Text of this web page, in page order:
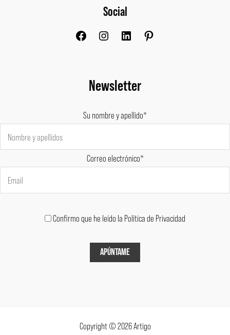
Social
FacebookInstagram
Newsletter
Su nombre y apellido*
Correo electrónico*
Confirmo que he leído la Política de Privacidad
Copyright © 2026 Artigo